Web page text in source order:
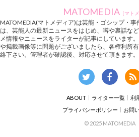
MATOMEDIA [マト
MATOMEDIA(マトメディア)は芸能・ゴシップ・
は、芸能人の最新ニュースをはじめ、噂や裏話な
メ情報やニュースをライターが記事にしています
や掲載画像等に問題がございましたら、各権利所
絡下さい。管理者が確認後、対応させて頂きます。
ABOUT ライター一覧
利
プライバシーポリシー
お問
© 2025 MATOMEDIA